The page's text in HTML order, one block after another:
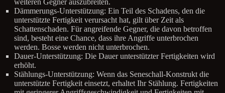
Dämmerungs-Unterstützung: Ein Teil des Schadens, den die
unterstützte Fertigkeit verursacht hat, gilt über Zeit als
Schattenschaden. Für angreifende Gegner, die davon betroffen
sind, besteht eine Chance, dass ihre Angriffe unterbrochen
werden. Bosse werden nicht unterbrochen.
Dauer-Unterstützung: Die Dauer unterstützter Fertigkeiten wird
erhöht.
Stählungs-Unterstützung: Wenn das Seneschall-Konstrukt die
unterstützte Fertigkeit einsetzt, erhaltet Ihr Stählung. Fertigkeiten